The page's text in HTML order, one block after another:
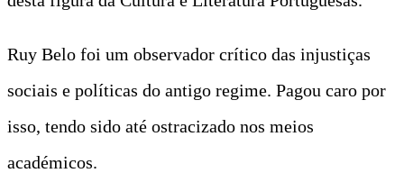
Ruy Belo foi um observador crítico das injustiças
sociais e políticas do antigo regime. Pagou caro por
isso, tendo sido até ostracizado nos meios
académicos.